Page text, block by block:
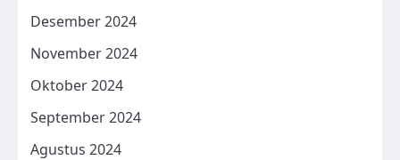
Desember 2024
November 2024
Oktober 2024
September 2024
Agustus 2024